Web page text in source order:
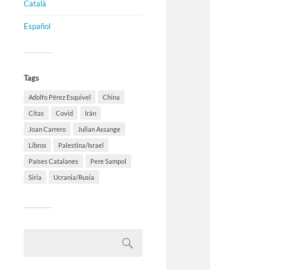
Català
Español
Tags
Adolfo Pérez Esquivel China
Citas Covid Irán
Joan Carrero Julian Assange
Libros Palestina/Israel
Países Catalanes Pere Sampol
Siria Ucrania/Rusia